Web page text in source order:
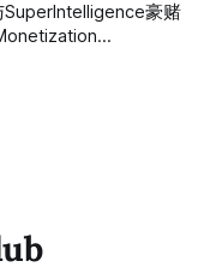
豪赌
全年
亿、Q4营收$598.9